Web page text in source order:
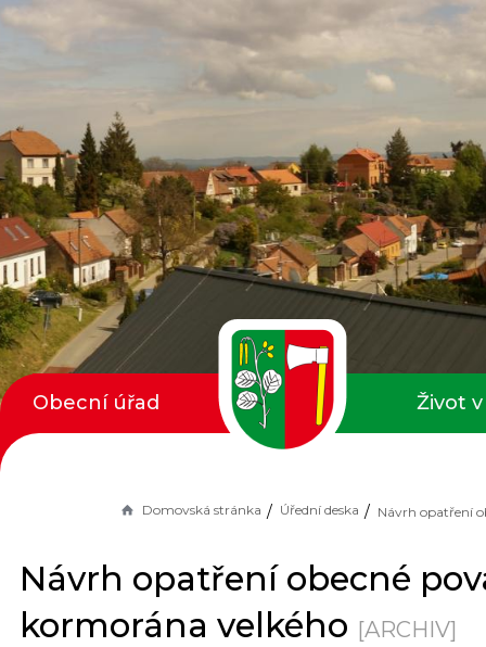
Domovská stránka Úřední deska
Návrh opatření obecné
kormorána velkého [ARCHIV]
Obecní úřad Život